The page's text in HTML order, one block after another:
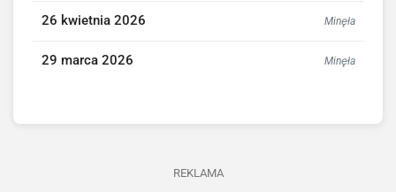
26 kwietnia 2026 Minęła
29 marca 2026 Minęła
REKLAMA